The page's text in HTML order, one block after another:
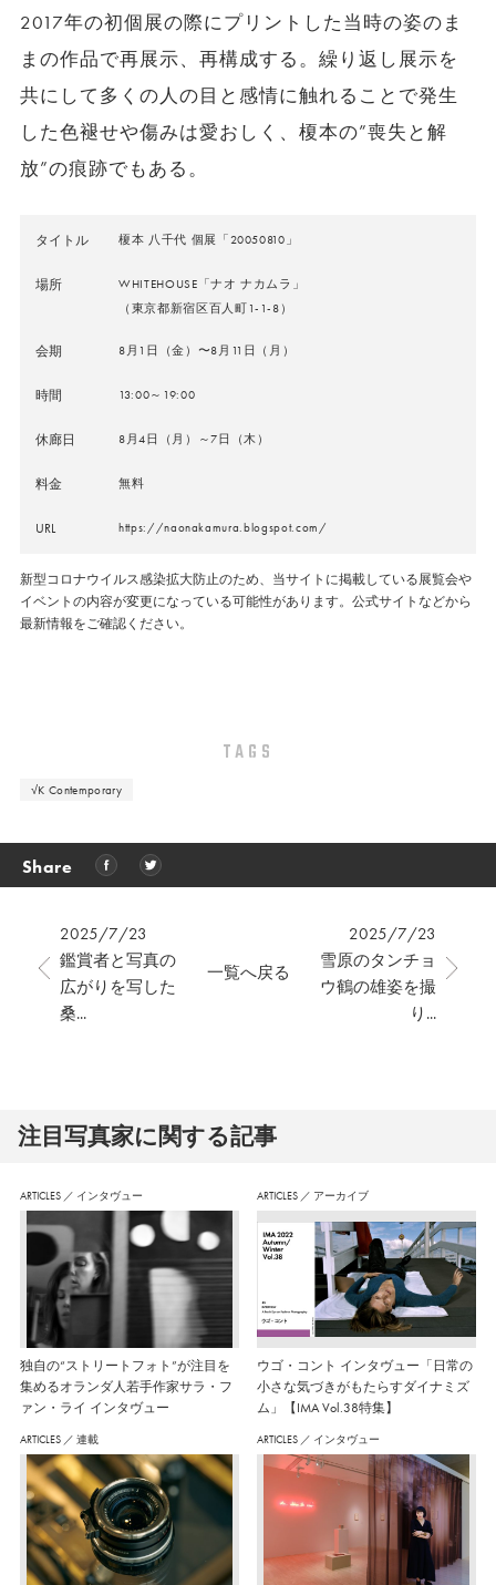
2017年の初個展の際にプリントした当時の姿のま
まの作品で再展示、再構成する。繰り返し展示を
共にして多くの人の目と感情に触れることで発生
した色褪せや傷みは愛おしく、榎本の”喪失と解
放”の痕跡でもある。
タイトル 榎本 八千代 個展「20050810」
場所
WHITEHOUSE「ナオ ナカムラ」
（東京都新宿区百人町1-1-8）
会期 8月1日（金）〜8月11日（月）
時間 13:00～19:00
休廊日 8月4日（月）～7日（木）
料金 無料
URL https://naonakamura.blogspot.com/
新型コロナウイルス感染拡大防止のため、当サイトに掲載している展覧会や
イベントの内容が変更になっている可能性があります。公式サイトなどから
最新情報をご確認ください。
TAGS
√K Contemporary
Share
2025/7/23
鑑賞者と写真の
広がりを写した
桑...
2025/7/23
雪原のタンチョ
ウ鶴の雄姿を撮
り...
一覧へ戻る
注⽬写真家に関する記事
ARTICLES ／ インタヴュー
独自の“ストリートフォト”が注目を
集めるオランダ人若手作家サラ・フ
ァン・ライ インタヴュー
ARTICLES ／ アーカイブ
ウゴ・コント インタヴュー「日常の
小さな気づきがもたらすダイナミズ
ム」【IMA Vol.38特集】
ARTICLES ／ 連載 ARTICLES ／ インタヴュー